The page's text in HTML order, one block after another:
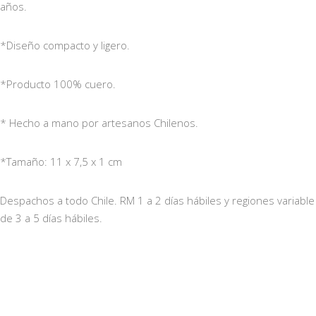
años.
*Diseño compacto y ligero.
*Producto 100% cuero.
* Hecho a mano por artesanos Chilenos.
*Tamaño: 11 x 7,5 x 1 cm
Despachos a todo Chile. RM 1 a 2 días hábiles y regiones variable
de 3 a 5 días hábiles.